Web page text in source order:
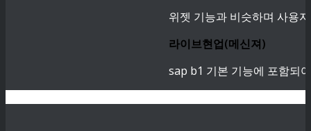
위젯 기능과 비슷하며 사용
라이브현업(메신져)
sap b1 기본 기능에 포함되